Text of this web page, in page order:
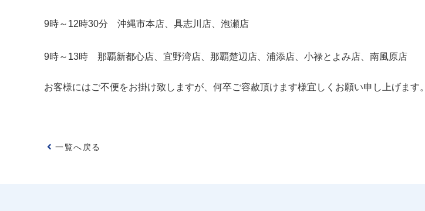
9時～12時30分 沖縄市本店、具志川店、泡瀬店
9時～13時 那覇新都心店、宜野湾店、那覇楚辺店、浦添店、小禄とよみ店、南風原店
お客様にはご不便をお掛け致しますが、何卒ご容赦頂けます様宜しくお願い申し上げます。
一覧へ戻る